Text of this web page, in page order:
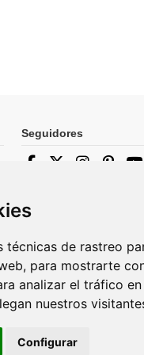
técnicas de rastreo
para mostrarte
analizar el tráfico
nuestros
Configurar
Seguidores
Puede darse de baja en
momento. Para ello,
información de contacto en